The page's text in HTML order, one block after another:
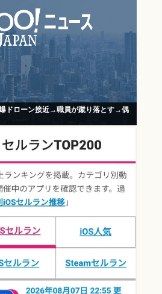
ドローン接近→職員が蹴り落とす→偶